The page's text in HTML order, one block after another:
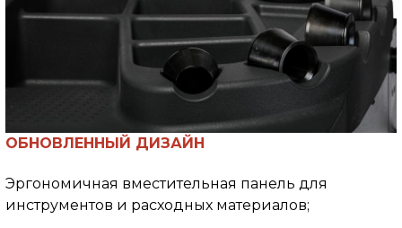
ОБНОВЛЕННЫЙ ДИЗАЙН
Эргономичная вместительная панель для
инструментов и расходных материалов;